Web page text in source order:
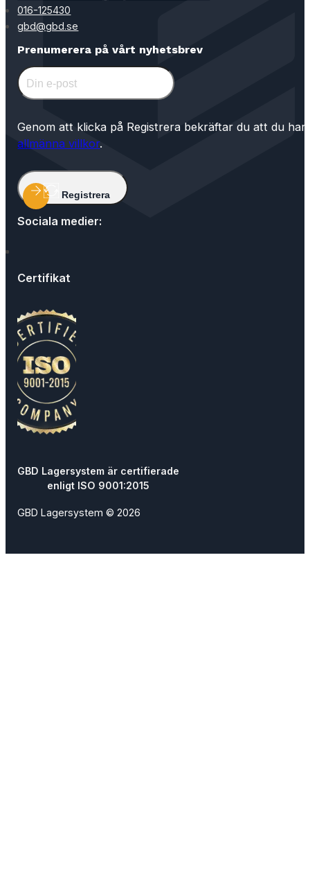
016-125430
gbd@gbd.se
Prenumerera på vårt nyhetsbrev
Genom att klicka på Registrera bekräftar du att du
allmänna villkor.
Registrera
Sociala medier:
Certifikat
GBD Lagersystem är certifierade
enligt ISO 9001:2015
GBD Lagersystem © 2026